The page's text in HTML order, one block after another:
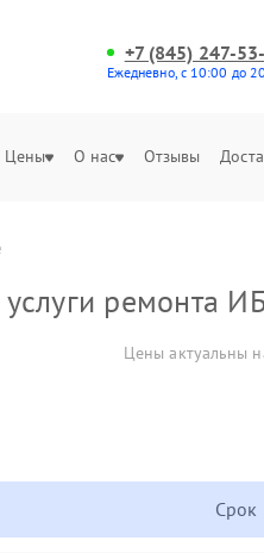
+7 (845) 247-
Ежедневно, с 10:00 до
Цены О нас Отзывы
ремонта
Цены актуальны
Срок